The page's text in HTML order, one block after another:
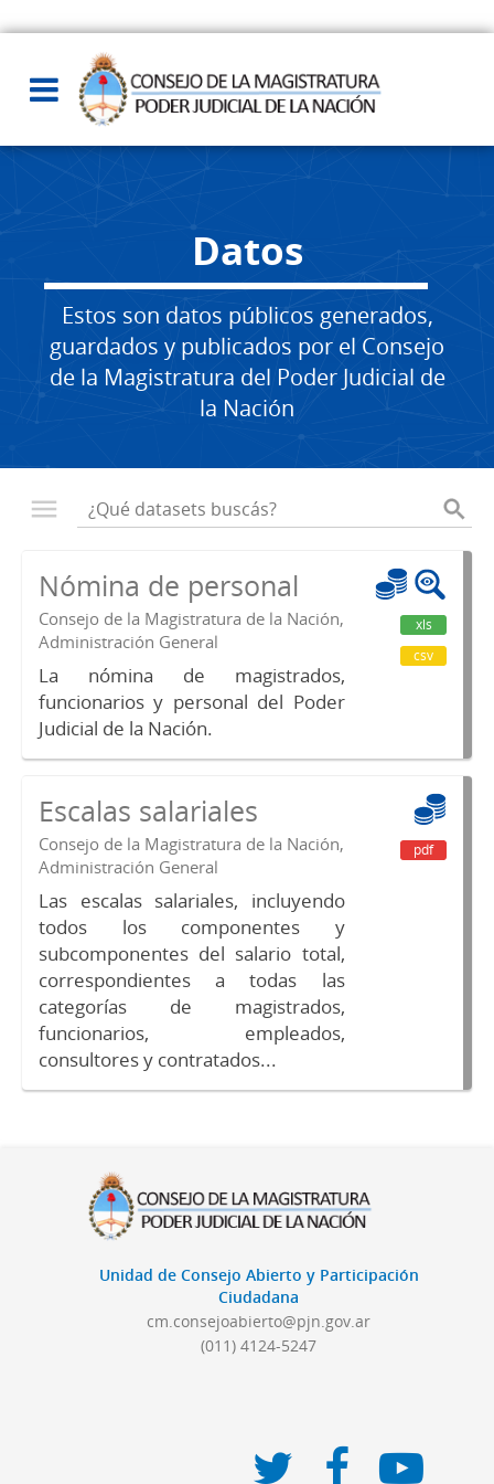
Datos
Estos son datos públicos generados,
guardados y publicados por el Consejo
de la Magistratura del Poder Judicial de
la Nación
Nómina de personal
Consejo de la Magistratura de la Nación,
Administración General
La nómina de magistrados,
funcionarios y personal del Poder
Judicial de la Nación.
xls
csv
Escalas salariales
Consejo de la Magistratura de la Nación,
Administración General
Las escalas salariales, incluyendo
todos los componentes y
subcomponentes del salario total,
correspondientes a todas las
categorías de magistrados,
funcionarios, empleados,
consultores y contratados...
pdf
Unidad de Consejo Abierto y Participación
Ciudadana
cm.consejoabierto@pjn.gov.ar
(011) 4124-5247